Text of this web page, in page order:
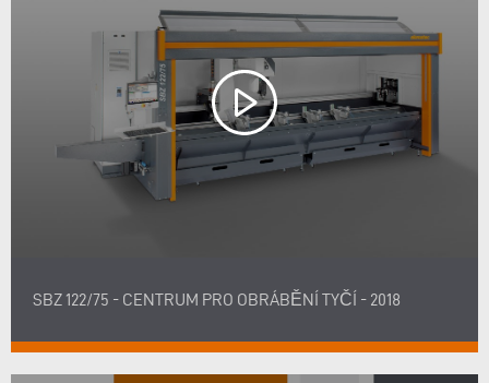
SBZ 122/75 - CENTRUM PRO OBRÁBĚNÍ TYČÍ - 2018